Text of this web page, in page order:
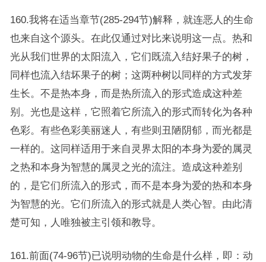
160.我将在适当章节(285-294节)解释，就连恶人的生命
也来自这个源头。在此仅通过对比来说明这一点。热和
光从我们世界的太阳流入，它们既流入结好果子的树，
同样也流入结坏果子的树；这两种树以同样的方式发芽
生长。不是热本身，而是热所流入的形式造成这种差
别。光也是这样，它照着它所流入的形式而转化为各种
色彩。有些色彩美丽迷人，有些则丑陋阴郁，而光都是
一样的。这同样适用于来自灵界太阳的本身为爱的属灵
之热和本身为智慧的属灵之光的流注。造成这种差别
的，是它们所流入的形式，而不是本身为爱的热和本身
为智慧的光。它们所流入的形式就是人类心智。由此清
楚可知，人唯独被主引领和教导。
161.前面(74-96节)已说明动物的生命是什么样，即：动